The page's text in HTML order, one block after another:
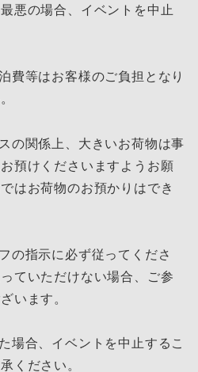
悪の場合、イベントを中止
費等はお客様のご負担となり
の関係上、大きいお荷物は事
預けくださいますようお願
はお荷物のお預かりはでき
の指示に必ず従ってくださ
ていただけない場合、ご参
います。
場合、イベントを中止するこ
ください。